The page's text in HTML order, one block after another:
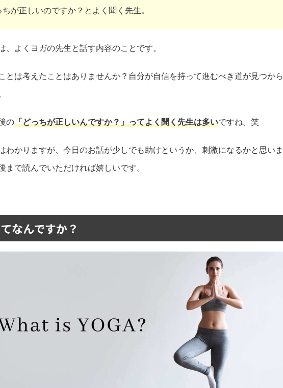
ちが正しいのですか？とよく聞く先生。
、よくヨガの先生と話す内容のことです。
とは考えたことはありませんか？自分が自信を持って進むべき道が見つから
の「どっちが正しいんですか？」ってよく聞く先生は多いですね。笑
わかりますが、今日のお話が少しでも助けというか、刺激になるかと思いま
まで読んでいただければ嬉しいです。
なんですか？